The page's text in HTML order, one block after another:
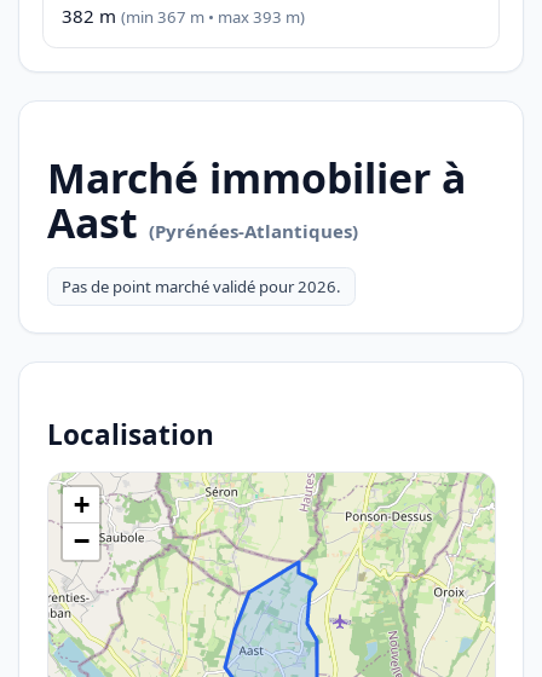
382 m (min 367 m • max 393 m)
Marché immobilier à
Aast (Pyrénées-Atlantiques)
Pas de point marché validé pour 2026.
Localisation
+
−